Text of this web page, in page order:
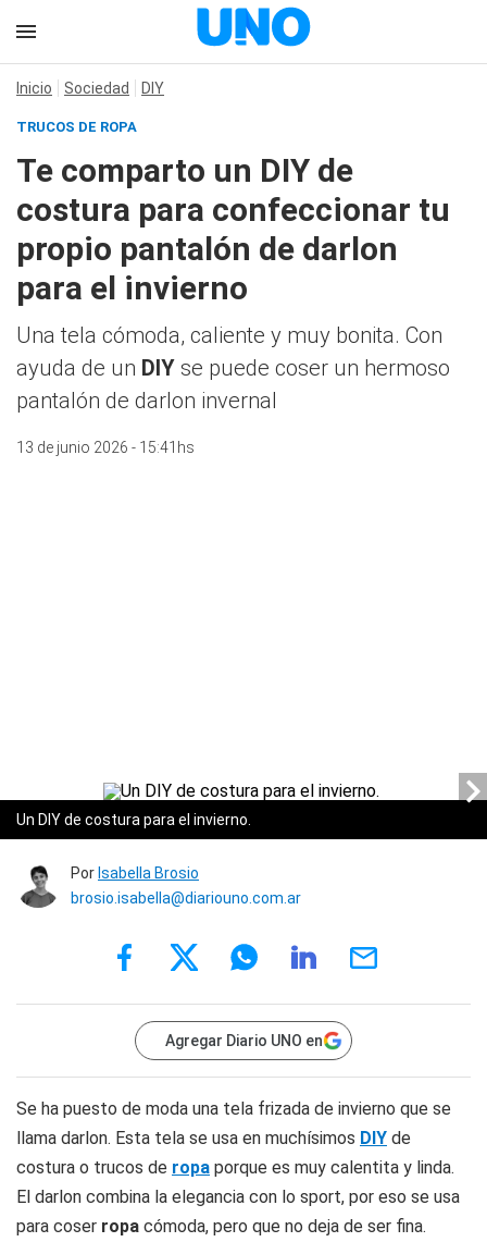
Inicio Sociedad DIY
TRUCOS DE ROPA
Te comparto un DIY de
costura para confeccionar tu
propio pantalón de darlon
para el invierno
Una tela cómoda, caliente y muy bonita. Con
ayuda de un DIY se puede coser un hermoso
pantalón de darlon invernal
13 de junio 2026 - 15:41hs
Un DIY de costura para el invierno.
Por Isabella Brosio
brosio.isabella@diariouno.com.ar
Agregar Diario UNO en
Se ha puesto de moda una tela frizada de invierno que se
llama darlon. Esta tela se usa en muchísimos DIY de
costura o trucos de ropa porque es muy calentita y linda.
El darlon combina la elegancia con lo sport, por eso se usa
para coser ropa cómoda, pero que no deja de ser fina.